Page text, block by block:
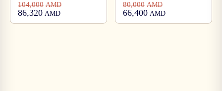
104,000 AMD
86,320 AMD
80,000 AMD
66,400 AMD